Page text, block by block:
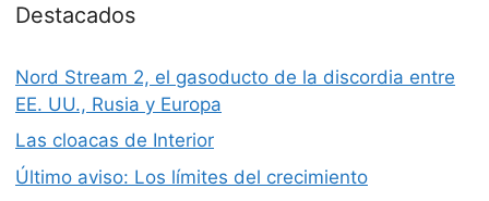
Destacados
Nord Stream 2, el gasoducto de la discordia entre
EE. UU., Rusia y Europa
Las cloacas de Interior
Último aviso: Los límites del crecimiento